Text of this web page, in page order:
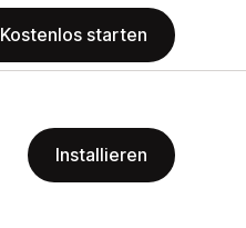
Kostenlos starten
Installieren